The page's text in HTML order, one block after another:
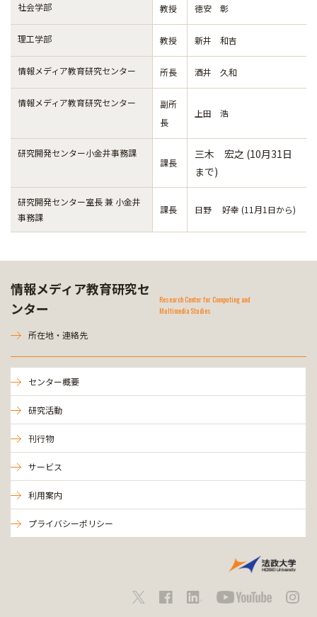
社会学部 教授 徳安 彰
理工学部 教授 新井 和吉
情報メディア教育研究センター 所長 酒井 久和
情報メディア教育研究センター
副所
長
上田 浩
研究開発センター小金井事務課
課長
三木 宏之 (10月31日
まで)
研究開発センター室長 兼 小金井
事務課
課長 日野 好幸 (11月1日から)
情報メディア教育研究セ
ンター
Research Center for Computing and
Multimedia Studies
所在地・連絡先
センター概要
研究活動
刊行物
サービス
利用案内
プライバシーポリシー